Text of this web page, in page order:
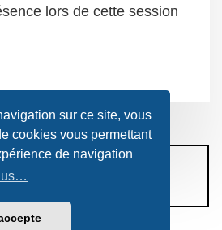
sur ce site, vous
cookies vous permettant
de navigation
lors de cette session
D’UTILISATION
DE VIE PRIVÉE